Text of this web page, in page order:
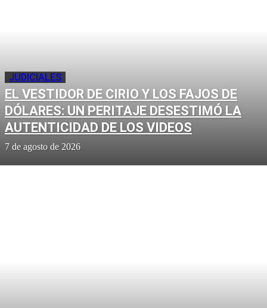
JUDICIALES
EL VESTIDOR DE CIRIO Y LOS FAJOS DE
DÓLARES: UN PERITAJE DESESTIMÓ LA
AUTENTICIDAD DE LOS VIDEOS
7 de agosto de 2026